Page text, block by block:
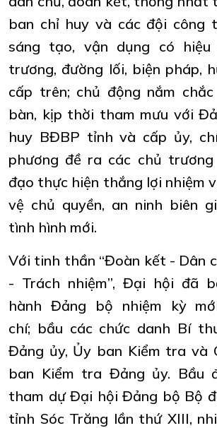
ban chỉ huy và các đội công
sáng tạo, vận dụng có hiệu
trương, đường lối, biện pháp,
cấp trên; chủ động nắm
bàn, kịp thời tham mưu với
huy BĐBP tỉnh và cấp ủy,
phương đề ra các chủ
đạo thực hiện thắng lợi nhiệm
vệ chủ quyền, an ninh biên
tình hình mới.
Với tinh thần “Đoàn kết - Dân
- Trách nhiệm”, Đại hội đã
hành Đảng bộ nhiệm kỳ
chí; bầu các chức danh Bí
Đảng ủy, Ủy ban Kiểm tra và
ban Kiểm tra Đảng ủy. Bầu
tham dự Đại hội Đảng bộ Bộ
tỉnh Sóc Trăng lần thứ XIII,